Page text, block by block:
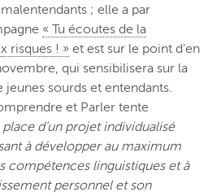
; elle a par
« Tu écoutes de la
risques ! » et est sur le point d’en
qui sensibilisera sur la
sourds et entendants.
et Parler tente
place d’un projet individualisé
à développer au maximum
compétences linguistiques et à
personnel et son